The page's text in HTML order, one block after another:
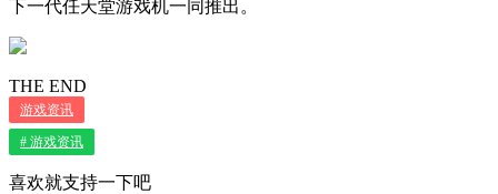
下一代任天堂游戏机一同推出。
THE END
游戏资讯
# 游戏资讯
喜欢就支持一下吧